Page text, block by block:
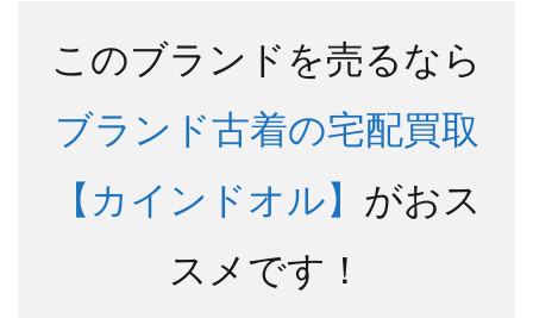
このブランドを売るなら
ブランド古着の宅配買取
【カインドオル】 がおス
スメです！